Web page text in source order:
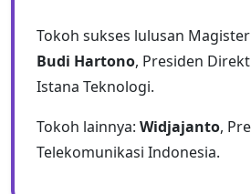
Tokoh sukses lulusan
Budi Hartono, Presiden
Istana Teknologi.
Tokoh lainnya: Widjajanto,
Telekomunikasi Indonesia.